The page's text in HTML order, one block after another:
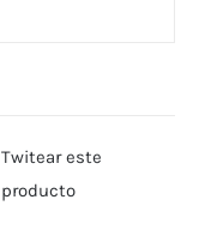
Twitear este
producto